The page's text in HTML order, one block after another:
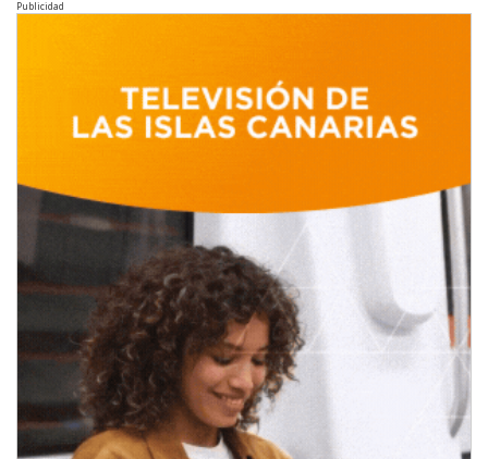
Publicidad